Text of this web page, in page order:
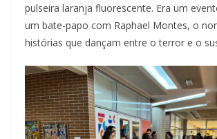
pulseira laranja fluorescente. Era um
um bate-papo com Raphael Montes, o
histórias que dançam entre o terror e o